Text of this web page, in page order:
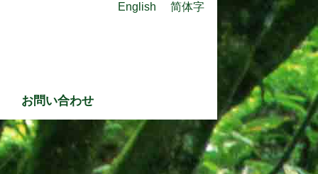
English 简体字
お問い合わせ